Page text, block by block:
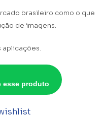
brasileiro como o que
de imagens.
aplicações.
esse produto